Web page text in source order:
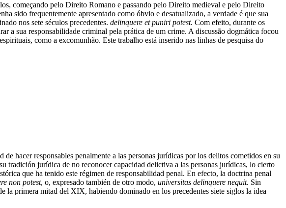
começando pelo Direito Romano e passando pelo Direito medieval e pelo Direito
sido frequentemente apresentado como óbvio e desatualizado, a verdade é que sua
nos sete séculos precedentes. delinquere et puniri potest. Com efeito, durante os
a sua responsabilidade criminal pela prática de um crime. A discussão dogmática focou
como a excomunhão. Este trabalho está inserido nas linhas de pesquisa do
hacer responsables penalmente a las personas jurídicas por los delitos cometidos en su
tradición jurídica de no reconocer capacidad delictiva a las personas jurídicas, lo cierto
que ha tenido este régimen de responsabilidad penal. En efecto, la doctrina penal
non potest, o, expresado también de otro modo, universitas delinquere nequit. Sin
primera mitad del XIX, habiendo dominado en los precedentes siete siglos la idea